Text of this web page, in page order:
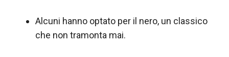
Alcuni hanno optato per il nero, un classico
che non tramonta mai.